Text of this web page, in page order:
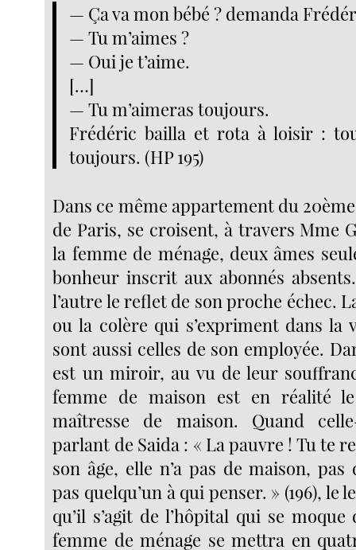
— Ça va mon bébé ? demanda
— Tu m’aimes ?
— Oui je t’aime.
[…]
— Tu m’aimeras toujours.
Frédéric bailla et rota à loisir :
toujours. (HP 195)
Dans ce même appartement du
de Paris, se croisent, à travers Mme
la femme de ménage, deux âmes
bonheur inscrit aux abonnés
l’autre le reflet de son proche échec.
ou la colère qui s’expriment dans la
sont aussi celles de son employée.
est un miroir, au vu de leur
femme de maison est en réalité
maîtresse de maison. Quand
parlant de Saida : « La pauvre ! Tu te
son âge, elle n’a pas de maison, pas
pas quelqu’un à qui penser. » (196),
qu’il s’agit de l’hôpital qui se
femme de ménage se mettra en